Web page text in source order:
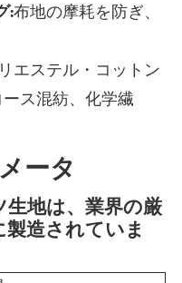
:布地の摩耗を防ぎ、
エステル・コットン
ス混紡、化学繊
ータ
地は、業界の厳
造されていま